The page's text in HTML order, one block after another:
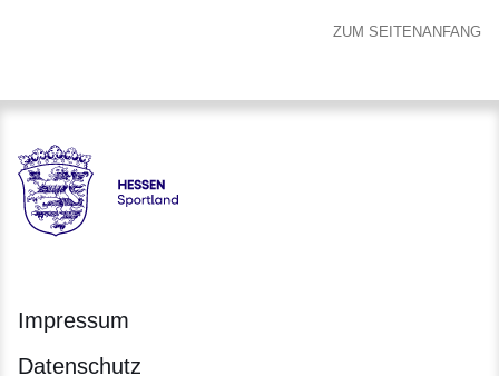
ZUM SEITENANFANG
Hessen - Landesprogramm SPORTLAND HESSEN bewegt
Impressum
Datenschutz